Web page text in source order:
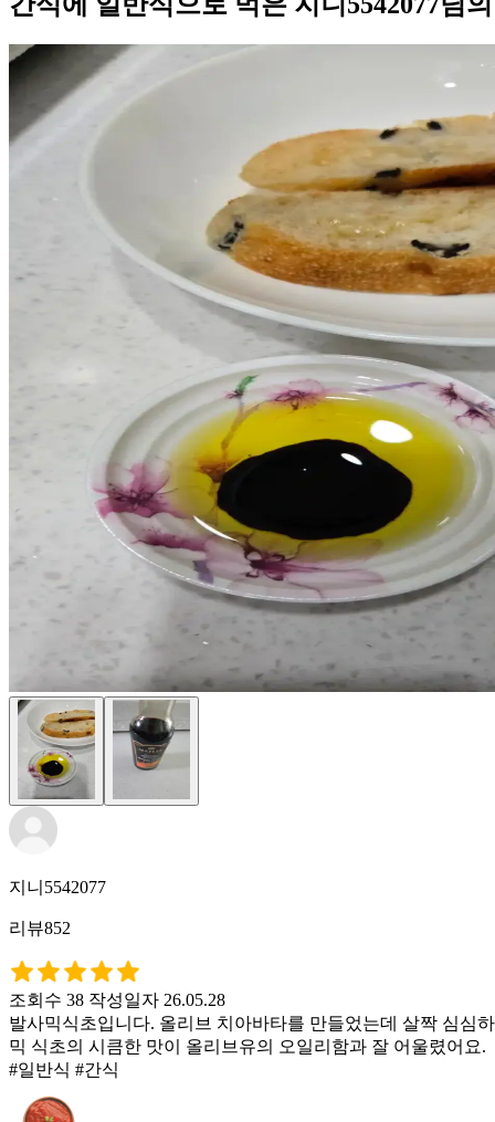
지니5542077
리뷰852
조회수 38 작성일자 26.05.28
발사믹식초입니다. 올리브 치아바타를 만들었는데 살짝 심심
믹 식초의 시큼한 맛이 올리브유의 오일리함과 잘 어울렸어요.
#일반식 #간식